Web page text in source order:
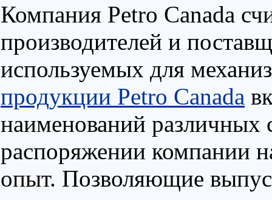
Компания Petro Canada
производителей и
используемых для
продукции Petro Canada
наименований различных
распоряжении компании
опыт. Позволяющие